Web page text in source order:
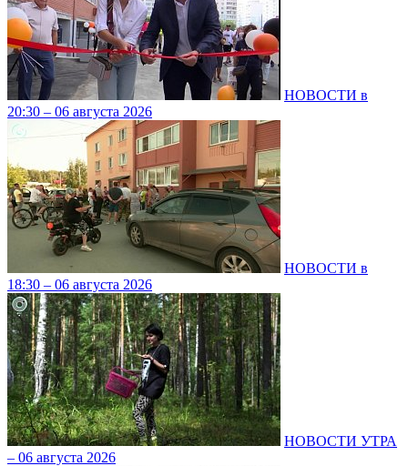
НОВОСТИ в
20:30 – 06 августа 2026
НОВОСТИ в
18:30 – 06 августа 2026
НОВОСТИ УТРА
– 06 августа 2026